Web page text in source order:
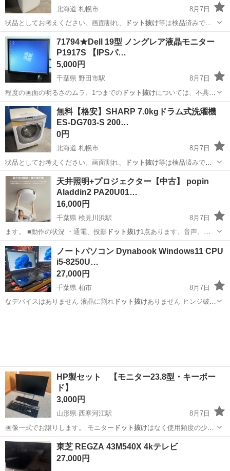
北海道 札幌市
8月7日
状品としてお考えください。画面割れ、
ドット抜け等は検品済みで
す。 ※ストーブ・ガ…
北海道 札幌市 生活家電 商品
71794★Dell 19型 ノングレア液晶モニター
P1917S 【IPSパ…
5,000円
千葉県 野田市駅
8月7日
程度の画面の明るさのムラ、1つまでのドット抜けについては、不具合
として見なさいもの…
千葉 野田市 野田市駅
無料【格安】SHARP 7.0kgドラム式洗濯機
ES-DG703-S 200…
0円
北海道 札幌市
8月7日
状品としてお考えください。画面割れ、
ドット抜け等は検品済みで
す。 ※ストーブ・ガ…
北海道 札幌市 生活家電
天井照明+プロジェクター【中古】 popin
Aladdin2 PA20U01…
16,000円
千葉県 検見川浜駅
8月7日
ます。 ■動作の状況 ・通電、投影 ドット抜け1点あります、音声、照
明はすべて正常…
千葉 千葉市 検見川浜駅
プロジェクター、ホームシアター
ノートパソコン Dynabook Windows11 CPU
i5-8250U…
27,000円
千葉県 柏市
8月7日
なデバイスはありません 液晶に割れドット抜けありません ヒンジ破損
HP製セット 【モニター23.8型・キーボー
ド】
3,000円
山形県 西寒河江駅
8月7日
画像一式でお譲りします。 モニター ドット抜けはなく使用頻度の少な
い物です。 現…
山形 寒河江市 モニター
東芝 REGZA 43M540X 4kテレビ
27,000円